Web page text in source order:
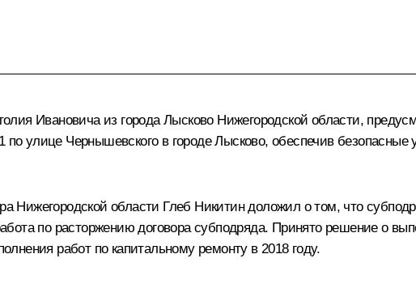
Ивановича из города Лысково Нижегородской области,
по улице Чернышевского в городе Лысково, обеспечив
Нижегородской области Глеб Никитин доложил о том, что
по расторжению договора субподряда. Принято решение о
работ по капитальному ремонту в 2018 году.